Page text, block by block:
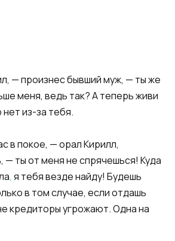
— произнес бывший муж, — ты же
меня, ведь так? А теперь живи
из-за тебя.​​
в покое, — орал Кирилл,
— ты от меня не спрячешься! Куда
, я тебя везде найду! Будешь
в том случае, если отдашь
кредиторы угрожают. Одна на